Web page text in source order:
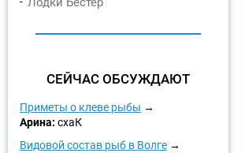
СЕЙЧАС ОБСУЖДАЮТ
Приметы о клеве рыбы
Арина: схаК
Видовой состав рыб в Волге